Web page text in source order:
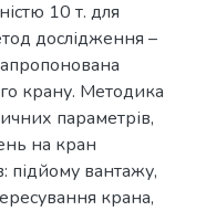
10 т. для
дослідження –
крану. Методика
параметрів,
на кран
підйому вантажу,
крана,